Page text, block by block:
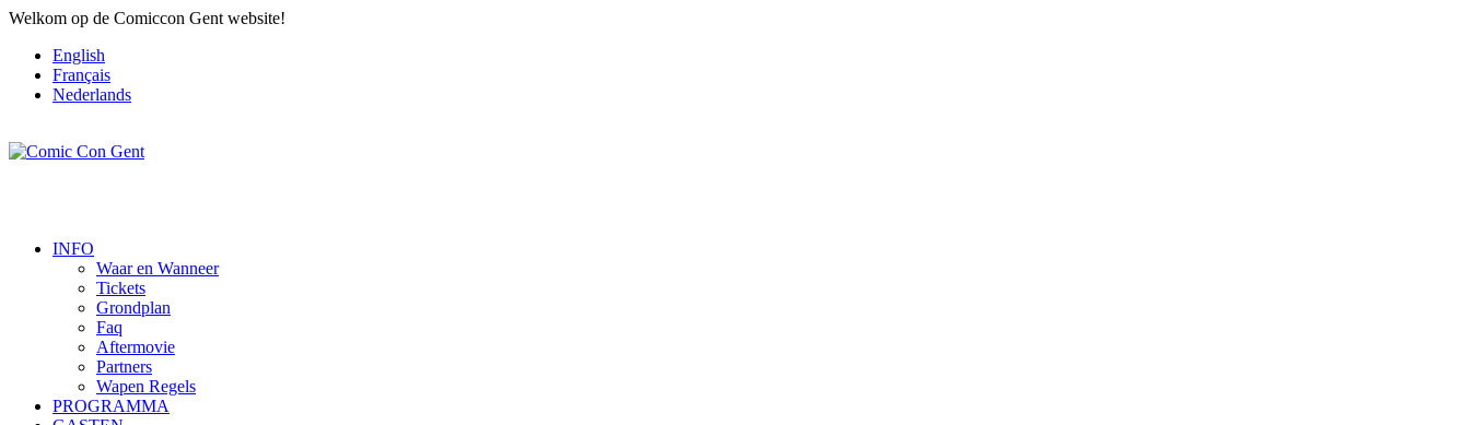
Welkom op de Comiccon Gent website!
English
Français
Nederlands
INFO
Waar en Wanneer
Tickets
Grondplan
Faq
Aftermovie
Partners
Wapen Regels
PROGRAMMA